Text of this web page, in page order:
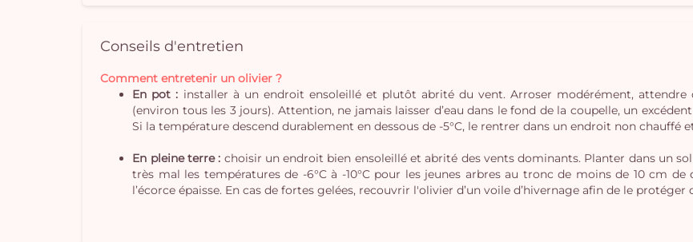
Conseils d'entretien
Comment entretenir un olivier ?
En pot : installer à un endroit ensoleillé et plutôt abrité du vent. Arroser modérément, attendre
(environ tous les 3 jours). Attention, ne jamais laisser d’eau dans le fond de la coupelle, un
Si la température descend durablement en dessous de -5°C, le rentrer dans un endroit non chauffé
En pleine terre : choisir un endroit bien ensoleillé et abrité des vents dominants. Planter dans un
très mal les températures de -6°C à -10°C pour les jeunes arbres au tronc de moins de 10 cm de
l’écorce épaisse. En cas de fortes gelées, recouvrir l'olivier d’un voile d’hivernage afin de le protéger